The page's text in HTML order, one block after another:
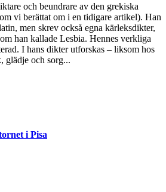
och beundrare av den grekiska
vi berättat om i en tidigare artikel). Han
men skrev också egna kärleksdikter,
han kallade Lesbia. Hennes verkliga
I hans dikter utforskas – liksom hos
glädje och sorg...
i Pisa